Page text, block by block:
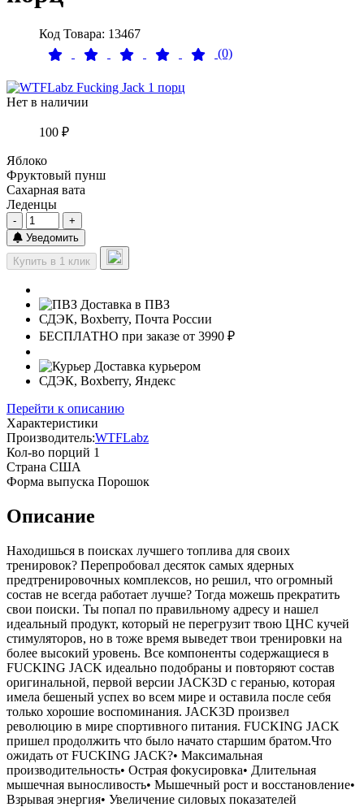
Код Товара: 13467
(0)
Нет в наличии
100 ₽
Яблоко
Фруктовый пунш
Сахарная вата
Леденцы
-
+
Уведомить
Купить в 1 клик
Доставка в ПВЗ
СДЭК, Boxberry, Почта России
БЕСПЛАТНО при заказе от 3990 ₽
Доставка курьером
СДЭК, Boxberry, Яндекс
Перейти к описанию
Характеристики
Производитель:WTFLabz
Кол-во порций 1
Страна США
Форма выпуска Порошок
Описание
Находишься в поисках лучшего топлива для своих
тренировок? Перепробовал десяток самых ядерных
предтренировочных комплексов, но решил, что огромный
состав не всегда работает лучше? Тогда можешь прекратить
свои поиски. Ты попал по правильному адресу и нашел
идеальный продукт, который не перегрузит твою ЦНС кучей
стимуляторов, но в тоже время выведет твои тренировки на
более высокий уровень. Все компоненты содержащиеся в
FUCKING JACK идеально подобраны и повторяют состав
оригинальной, первой версии JACK3D с геранью, которая
имела бешеный успех во всем мире и оставила после себя
только хорошие воспоминания. JACK3D произвел
революцию в мире спортивного питания. FUCKING JACK
пришел продолжить что было начато старшим братом.Что
ожидать от FUCKING JACK?• Максимальная
производительность• Острая фокусировка• Длительная
мышечная выносливость• Мышечный рост и восстановление•
Взрывая энергия• Увеличение силовых показателей